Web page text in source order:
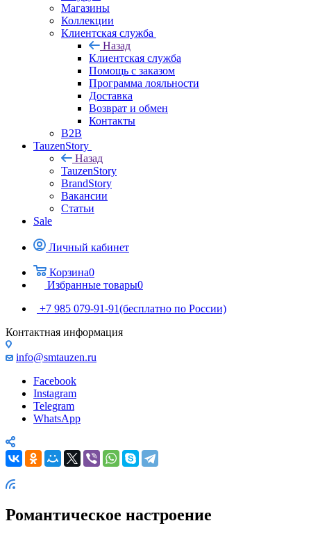
Магазины
Коллекции
Клиентская служба
Назад
Клиентская служба
Помощь с заказом
Программа лояльности
Доставка
Возврат и обмен
Контакты
B2B
TauzenStory
Назад
TauzenStory
BrandStory
Вакансии
Статьи
Sale
Личный кабинет
Корзина0
Избранные товары0
+7 985 079-91-91(бесплатно по России)
Контактная информация
info@smtauzen.ru
Facebook
Instagram
Telegram
WhatsApp
Романтическое настроение